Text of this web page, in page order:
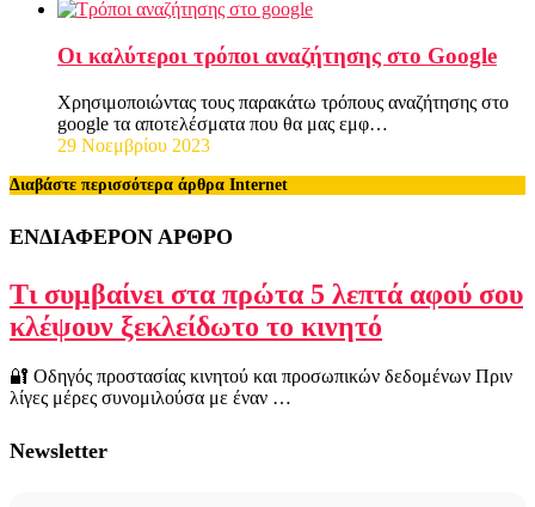
Οι καλύτεροι τρόποι αναζήτησης στο Google
Χρησιμοποιώντας τους παρακάτω τρόπους αναζήτησης στο
google τα αποτελέσματα που θα μας εμφ…
29 Νοεμβρίου 2023
Διαβάστε περισσότερα άρθρα Internet
ΕΝΔΙΑΦΕΡΟΝ ΑΡΘΡΟ
Τι συμβαίνει στα πρώτα 5 λεπτά αφού σου
κλέψουν ξεκλείδωτο το κινητό
🔐 Οδηγός προστασίας κινητού και προσωπικών δεδομένων Πριν
λίγες μέρες συνομιλούσα με έναν …
Newsletter